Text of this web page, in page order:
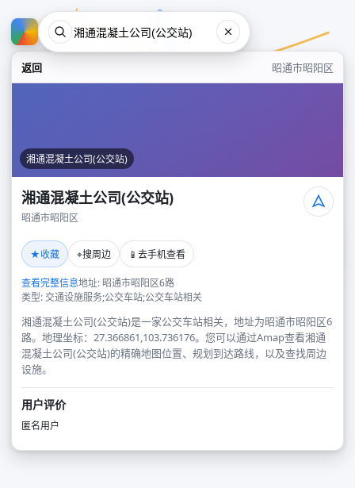
返回 昭通市昭阳区
湘通混凝土公司(公交站)
湘通混凝土公司(公交站)
昭通市昭阳区
★收藏 ⌖搜周边 📱 去手机查看
查看完整信息地址: 昭通市昭阳区6路
类型: 交通设施服务;公交车站;公交车站相关
湘通混凝土公司(公交站)是一家公交车站相关，地址为昭通市昭阳区6
路。地理坐标：27.366861,103.736176。您可以通过Amap查看湘通
混凝土公司(公交站)的精确地图位置、规划到达路线，以及查找周边
设施。
用户评价
匿名用户